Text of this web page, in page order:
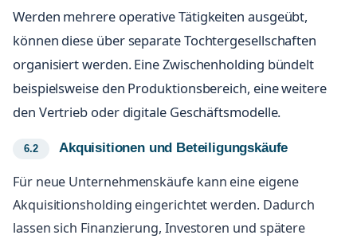
Werden mehrere operative Tätigkeiten ausgeübt,
können diese über separate Tochtergesellschaften
organisiert werden. Eine Zwischenholding bündelt
beispielsweise den Produktionsbereich, eine weitere
den Vertrieb oder digitale Geschäftsmodelle.
Akquisitionen und Beteiligungskäufe
Für neue Unternehmenskäufe kann eine eigene
Akquisitionsholding eingerichtet werden. Dadurch
lassen sich Finanzierung, Investoren und spätere